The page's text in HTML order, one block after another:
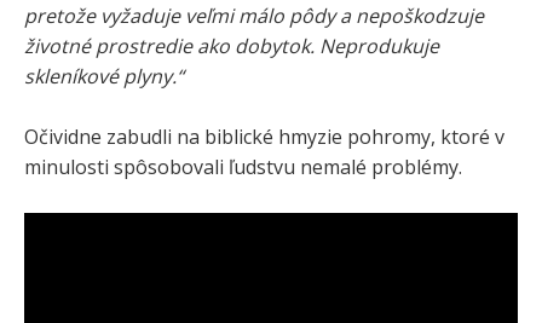
pretože vyžaduje veľmi málo pôdy a nepoškodzuje
životné prostredie ako dobytok. Neprodukuje
skleníkové plyny.“
Očividne zabudli na biblické hmyzie pohromy, ktoré v
minulosti spôsobovali ľudstvu nemalé problémy.